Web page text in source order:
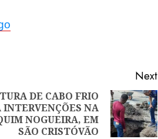
Next
DE CABO FRIO
NA
NOGUEIRA, EM
SÃO CRISTÓVÃO